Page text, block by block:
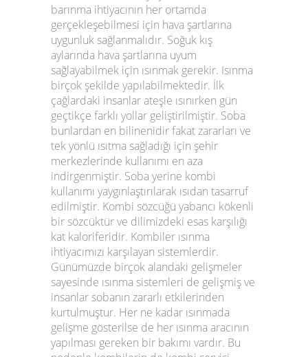
barınma ihtiyacının her ortamda
gerçekleşebilmesi için hava şartlarına
uygunluk sağlanmalıdır. Soğuk kış
aylarında hava şartlarına uyum
sağlayabilmek için ısınmak gerekir. Isınma
birçok şekilde yapılabilmektedir. İlk
çağlardaki insanlar ateşle ısınırken gün
geçtikçe farklı yollar geliştirilmiştir. Soba
bunlardan en bilinenidir fakat zararları ve
tek yönlü ısıtma sağladığı için şehir
merkezlerinde kullanımı en aza
indirgenmiştir. Soba yerine kombi
kullanımı yaygınlaştırılarak ısıdan tasarruf
edilmiştir. Kombi sözcüğü yabancı kökenli
bir sözcüktür ve dilimizdeki esas karşılığı
kat kaloriferidir. Kombiler ısınma
ihtiyacımızı karşılayan sistemlerdir.
Günümüzde birçok alandaki gelişmeler
sayesinde ısınma sistemleri de gelişmiş ve
insanlar sobanın zararlı etkilerinden
kurtulmuştur. Her ne kadar ısınmada
gelişme gösterilse de her ısınma aracının
yapılması gereken bir bakımı vardır. Bu